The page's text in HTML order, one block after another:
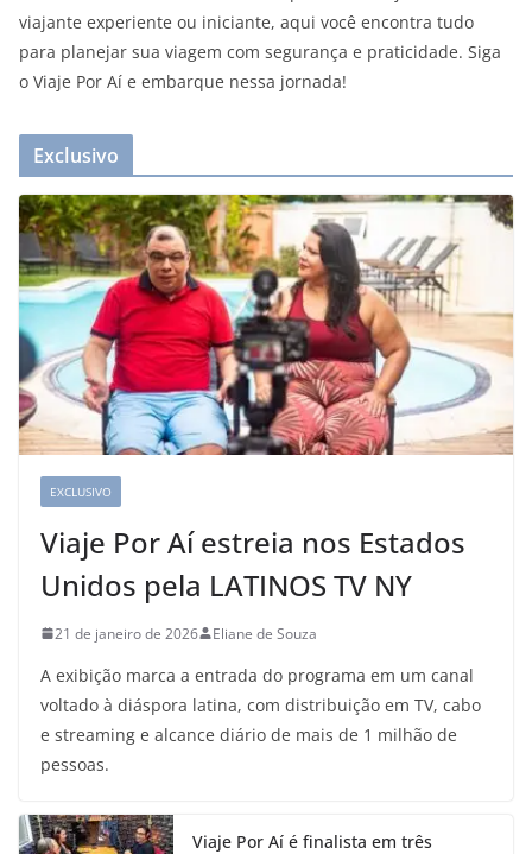
viajante experiente ou iniciante, aqui você encontra tudo
para planejar sua viagem com segurança e praticidade. Siga
o Viaje Por Aí e embarque nessa jornada!
Exclusivo
EXCLUSIVO
Viaje Por Aí estreia nos Estados
Unidos pela LATINOS TV NY
21 de janeiro de 2026 Eliane de Souza
A exibição marca a entrada do programa em um canal
voltado à diáspora latina, com distribuição em TV, cabo
e streaming e alcance diário de mais de 1 milhão de
pessoas.
Viaje Por Aí é finalista em três